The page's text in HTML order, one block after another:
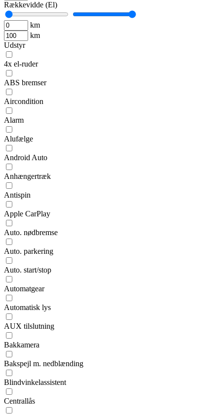
Rækkevidde (El)
km
km
Udstyr
4x el-ruder
ABS bremser
Aircondition
Alarm
Alufælge
Android Auto
Anhængertræk
Antispin
Apple CarPlay
Auto. nødbremse
Auto. parkering
Auto. start/stop
Automatgear
Automatisk lys
AUX tilslutning
Bakkamera
Bakspejl m. nedblænding
Blindvinkelassistent
Centrallås